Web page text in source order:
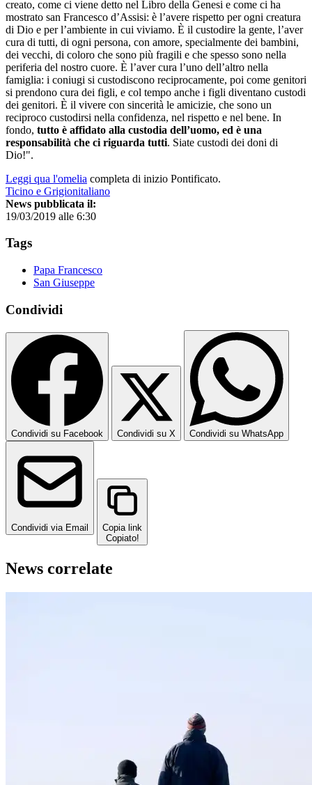
creato, come ci viene detto nel Libro della Genesi e come ci ha
mostrato san Francesco d’Assisi: è l’avere rispetto per ogni creatura
di Dio e per l’ambiente in cui viviamo. È il custodire la gente, l’aver
cura di tutti, di ogni persona, con amore, specialmente dei bambini,
dei vecchi, di coloro che sono più fragili e che spesso sono nella
periferia del nostro cuore. È l’aver cura l’uno dell’altro nella
famiglia: i coniugi si custodiscono reciprocamente, poi come genitori
si prendono cura dei figli, e col tempo anche i figli diventano custodi
dei genitori. È il vivere con sincerità le amicizie, che sono un
reciproco custodirsi nella confidenza, nel rispetto e nel bene. In
fondo, tutto è affidato alla custodia dell’uomo, ed è una
responsabilità che ci riguarda tutti. Siate custodi dei doni di
Dio!".
Leggi qua l'omelia completa di inizio Pontificato.
Ticino e Grigionitaliano
News pubblicata il:
19/03/2019 alle 6:30
Tags
Papa Francesco
San Giuseppe
Condividi
Condividi su Facebook Condividi su X Condividi su WhatsApp
Condividi via Email
Copia link
Copiato!
News correlate